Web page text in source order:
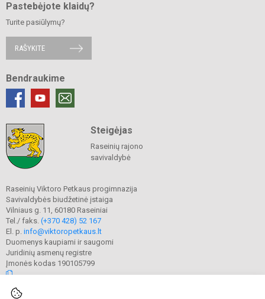
Pastebėjote klaidų?
Turite pasiūlymų?
RAŠYKITE
Bendraukime
Steigėjas
Raseinių rajono
savivaldybė
Raseinių Viktoro Petkaus progimnazija
Savivaldybės biudžetinė įstaiga
Vilniaus g. 11, 60180 Raseiniai
Tel./ faks. (+370 428) 52 167
El. p. info@viktoropetkaus.lt
Duomenys kaupiami ir saugomi
Juridinių asmenų registre
Įmonės kodas 190105799